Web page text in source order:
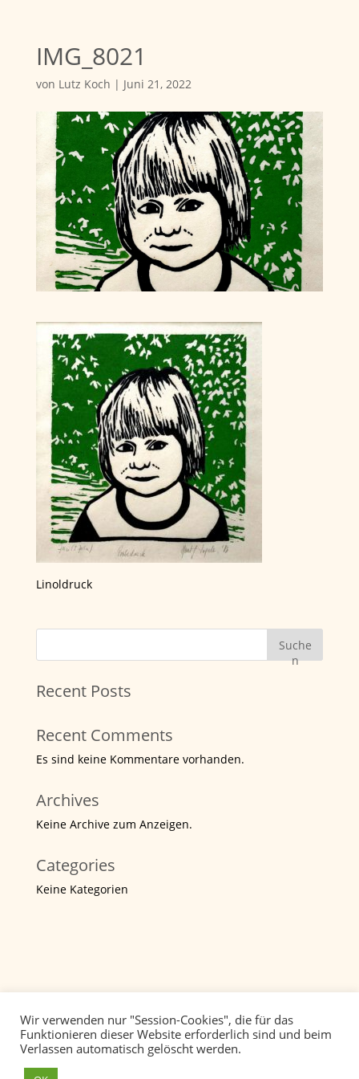
IMG_8021
von Lutz Koch | Juni 21, 2022
Linoldruck
Suche
n
Recent Posts
Recent Comments
Es sind keine Kommentare vorhanden.
Archives
Keine Archive zum Anzeigen.
Categories
Keine Kategorien
Datenschutz Impressum
Wir verwenden nur "Session-Cookies", die für das
Funktionieren dieser Website erforderlich sind und beim
Verlassen automatisch gelöscht werden.